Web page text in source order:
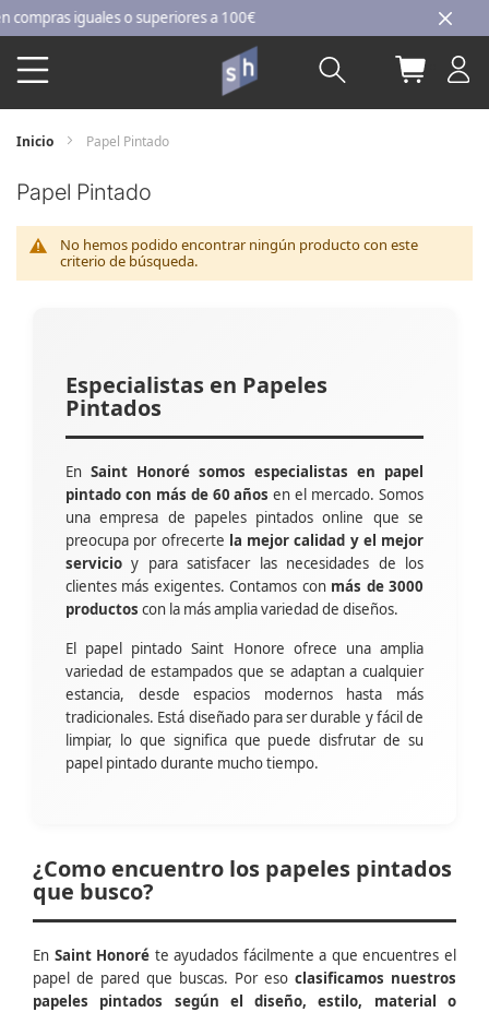
Ir
al
contenido
iguales o superiores a 100€
Buscar Mi
Inicio Papel Pintado
Papel Pintado
No hemos podido encontrar ningún producto con este
criterio de búsqueda.
Especialistas en Papeles
Pintados
En Saint Honoré somos especialistas en papel
pintado con más de 60 años en el mercado. Somos
una empresa de papeles pintados online que se
preocupa por ofrecerte la mejor calidad y el mejor
servicio y para satisfacer las necesidades de los
clientes más exigentes. Contamos con más de 3000
productos con la más amplia variedad de diseños.
El papel pintado Saint Honore ofrece una amplia
variedad de estampados que se adaptan a cualquier
estancia, desde espacios modernos hasta más
tradicionales. Está diseñado para ser durable y fácil de
limpiar, lo que significa que puede disfrutar de su
papel pintado durante mucho tiempo.
¿Como encuentro los papeles pintados
que busco?
En Saint Honoré te ayudados fácilmente a que encuentres el
papel de pared que buscas. Por eso clasificamos nuestros
papeles pintados según el diseño, estilo, material o